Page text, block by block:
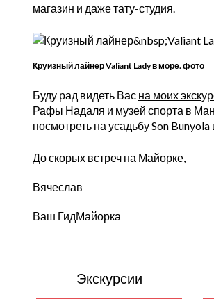
магазин и даже тату-студия.
Круизный лайнер Valiant Lady в море. фото
Буду рад видеть Вас на моих
Рафы Надаля и музей спорта в
посмотреть на усадьбу Son
До скорых встреч на Майорке,
Вячеслав
Ваш ГидМайорка
Экскурсии